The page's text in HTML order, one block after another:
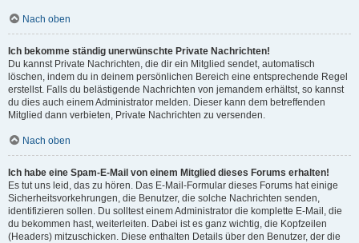
Nach oben
Ich bekomme ständig unerwünschte Private Nachrichten!
Du kannst Private Nachrichten, die dir ein Mitglied sendet, automatisch
löschen, indem du in deinem persönlichen Bereich eine entsprechende Regel
erstellst. Falls du belästigende Nachrichten von jemandem erhältst, so kannst
du dies auch einem Administrator melden. Dieser kann dem betreffenden
Mitglied dann verbieten, Private Nachrichten zu versenden.
Nach oben
Ich habe eine Spam-E-Mail von einem Mitglied dieses Forums erhalten!
Es tut uns leid, das zu hören. Das E-Mail-Formular dieses Forums hat einige
Sicherheitsvorkehrungen, die Benutzer, die solche Nachrichten senden,
identifizieren sollen. Du solltest einem Administrator die komplette E-Mail, die
du bekommen hast, weiterleiten. Dabei ist es ganz wichtig, die Kopfzeilen
(Headers) mitzuschicken. Diese enthalten Details über den Benutzer, der die